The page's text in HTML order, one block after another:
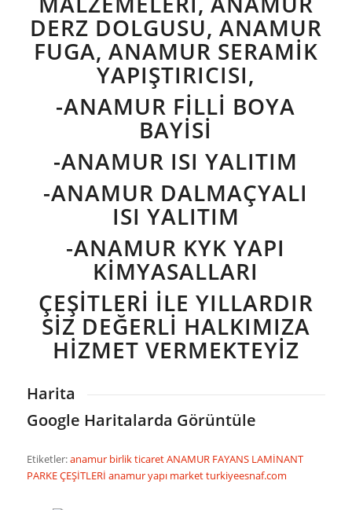
DERZ DOLGUSU, ANAMUR
FUGA, ANAMUR SERAMIK
YAPIŞTIRICISI,
-ANAMUR FILLI BOYA
BAYISI
-ANAMUR ISI YALITIM
-ANAMUR DALMAÇYALI
ISI YALITIM
-ANAMUR KYK YAPI
KIMYASALLARI
ÇEŞİTLERİ İLE YILLARDIR
SİZ DEĞERLİ HALKIMIZA
HİZMET VERMEKTEYİZ
Harita
Google Haritalarda Görüntüle
Etiketler:anamur birlik ticaretANAMUR FAYANS LAMİNANT
PARKE ÇEŞİTLERİ anamur yapı marketturkiyeesnaf.com